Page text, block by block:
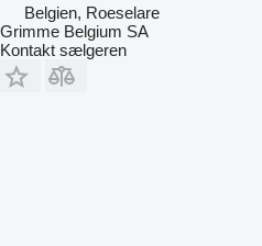
Belgien, Roeselare
Grimme Belgium SA
Kontakt sælgeren